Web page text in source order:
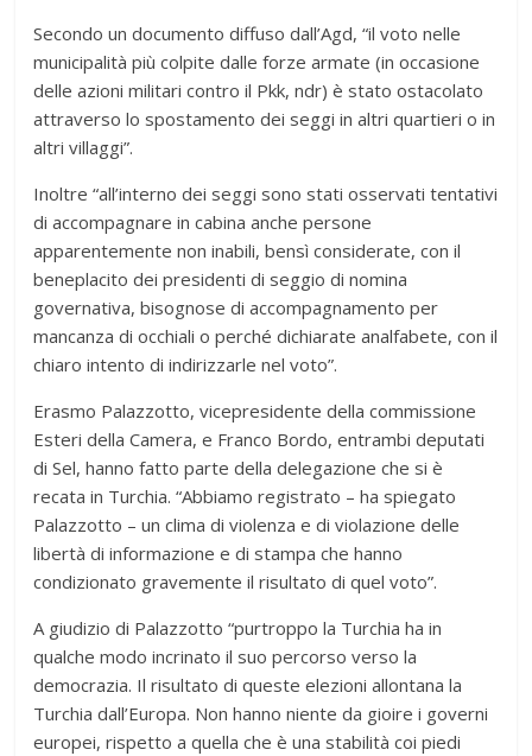
Secondo un documento diffuso dall’Agd, “il voto nelle
municipalità più colpite dalle forze armate (in occasione
delle azioni militari contro il Pkk, ndr) è stato ostacolato
attraverso lo spostamento dei seggi in altri quartieri o in
altri villaggi”.
Inoltre “all’interno dei seggi sono stati osservati tentativi
di accompagnare in cabina anche persone
apparentemente non inabili, bensì considerate, con il
beneplacito dei presidenti di seggio di nomina
governativa, bisognose di accompagnamento per
mancanza di occhiali o perché dichiarate analfabete, con il
chiaro intento di indirizzarle nel voto”.
Erasmo Palazzotto, vicepresidente della commissione
Esteri della Camera, e Franco Bordo, entrambi deputati
di Sel, hanno fatto parte della delegazione che si è
recata in Turchia. “Abbiamo registrato – ha spiegato
Palazzotto – un clima di violenza e di violazione delle
libertà di informazione e di stampa che hanno
condizionato gravemente il risultato di quel voto”.
A giudizio di Palazzotto “purtroppo la Turchia ha in
qualche modo incrinato il suo percorso verso la
democrazia. Il risultato di queste elezioni allontana la
Turchia dall’Europa. Non hanno niente da gioire i governi
europei, rispetto a quella che è una stabilità coi piedi